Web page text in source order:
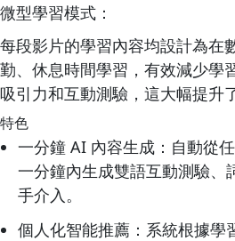
微型學習模式：
每段影片的學習內容均設計為在
勤、休息時間學習，有效減少學
吸引力和互動測驗，這大幅提升
特色
一分鐘 AI 內容生成：自動從
一分鐘內生成雙語互動測驗、
手介入。
個人化智能推薦：系統根據學